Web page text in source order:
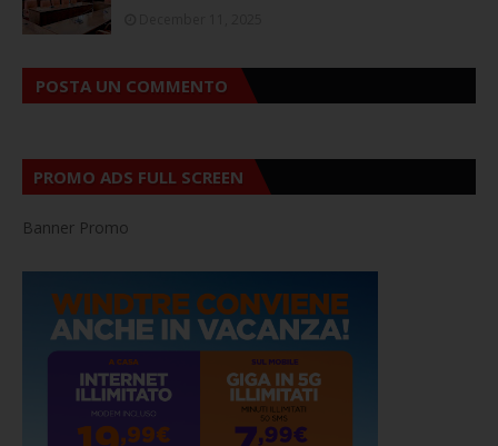
POSTA UN COMMENTO
PROMO ADS FULL SCREEN
Banner Promo